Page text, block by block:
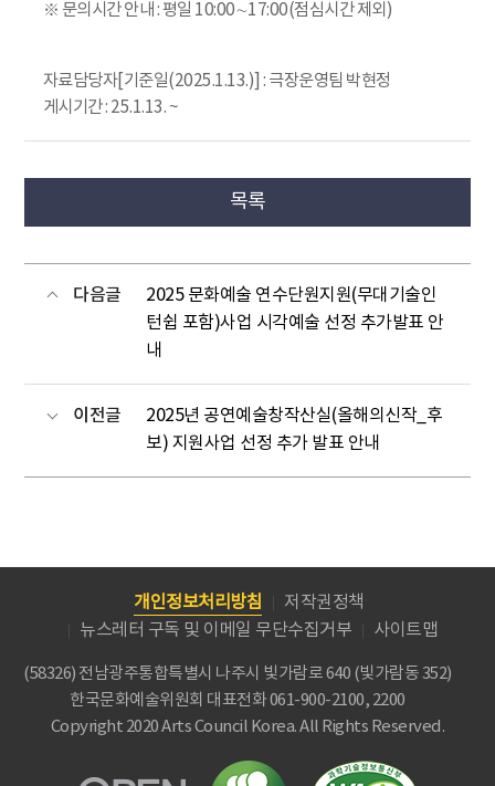
※ 문의시간 안내 : 평일 10:00∼17:00(점심시간 제외)
자료담당자[기준일(2025.1.13.)] : 극장운영팀 박현정
게시기간 : 25.1.13. ~
목록
다음글
2025 문화예술 연수단원지원(무대기술인
턴쉽 포함)사업 시각예술 선정 추가발표 안
내
이전글
2025년 공연예술창작산실(올해의신작_후
보) 지원사업 선정 추가 발표 안내
개인정보처리방침
저작권정책
뉴스레터 구독 및 이메일 무단수집거부
사이트맵
(58326) 전남광주통합특별시 나주시 빛가람로 640 (빛가람동 352)
한국문화예술위원회 대표전화 061-900-2100, 2200
Copyright 2020 Arts Council Korea. All Rights Reserved.